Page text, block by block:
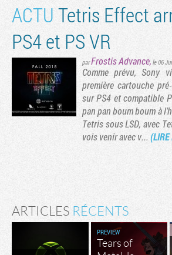
ACTU Tetris Effect
PS4 et PS VR
parFrostis Advance, le 06
Comme prévu, Sony
première cartouche
sur PS4 et compatible
pan pan boum boum à
Tetris sous LSD, avec
vois venir avec v... (LIRE
ARTICLES RÉCENTS
PREVIEW
Tears of